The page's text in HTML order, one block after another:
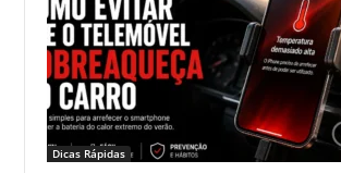
Dicas Rápidas